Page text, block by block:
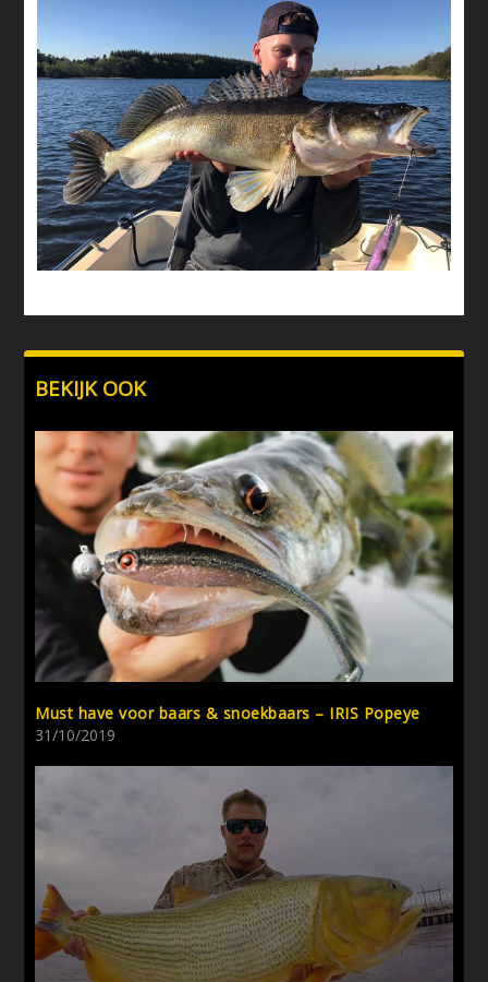
BEKIJK OOK
Must have voor baars & snoekbaars – IRIS Popeye
31/10/2019